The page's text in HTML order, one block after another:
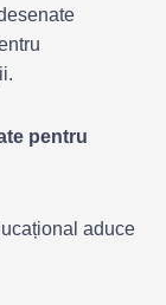
pentru
aduce